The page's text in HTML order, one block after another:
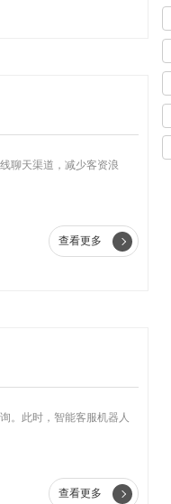
聊天渠道，减少客资浪
查看更多
。此时，智能客服机器人
查看更多